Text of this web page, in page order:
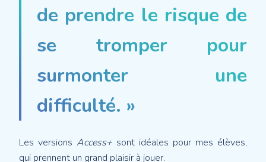
de prendre le risque de
se tromper pour
surmonter une
difficulté. »
Les versions Access+ sont idéales pour mes élèves,
qui prennent un grand plaisir à jouer.